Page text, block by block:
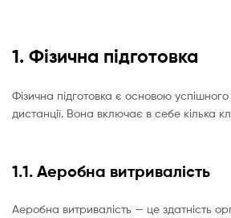
1. Фізична підготовка
Фізична підготовка є основою успішного
дистанції. Вона включає в себе кілька
1.1. Аеробна витривалість
Аеробна витривалість — це здатність